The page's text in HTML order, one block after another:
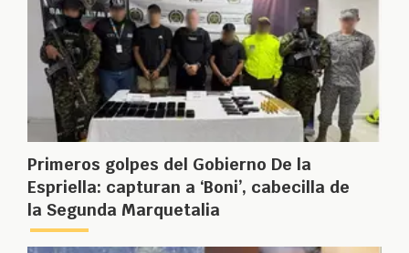
Primeros golpes del Gobierno De la
Espriella: capturan a ‘Boni’, cabecilla de
la Segunda Marquetalia